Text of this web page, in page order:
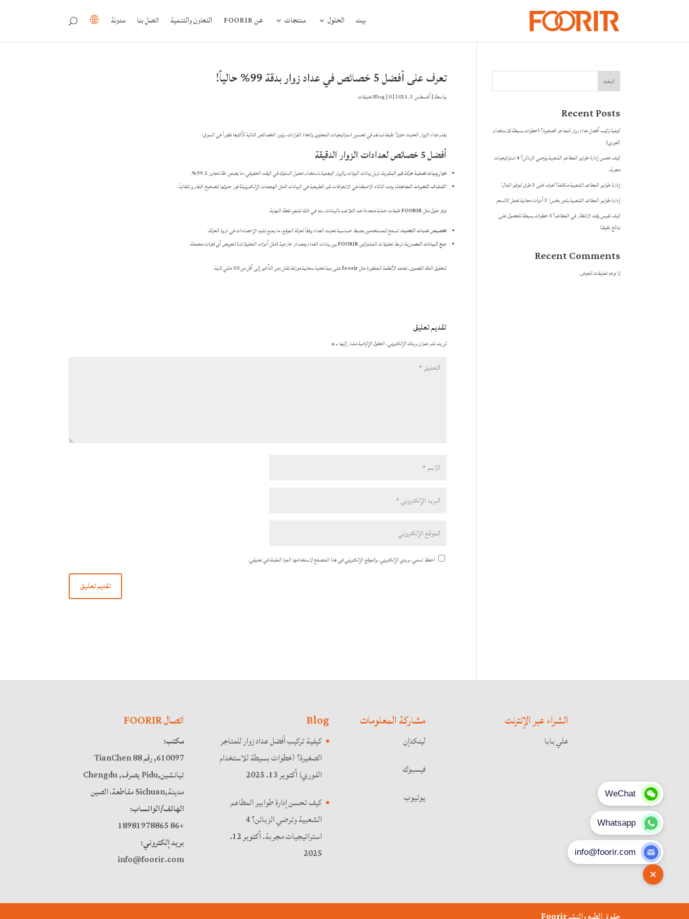
بيت الحلول منتجات عن FOORIR التعاون والتنمية اتصل بنا مدونة
تعرف على أفضل 5 خصائص في عداد زوار بدقة 99% حالياً!
بواسطة|أغسطس 3, 2025 |
Blog|0 تعليقات
يقدم عداد الزوار الحديث حلولاً دقيقة تساهم في تحسين استراتيجيات المحتوى واتخاذ القرارات، وتبرز الخصائص التالية كأكثرها تطوراً في السوق:
أفضل 5 خصائص لعدادات الزوار الدقيقة
خوارزميات تصفية حركة غير البشرية: تزيل بيانات البوتات والزوار الوهمية باستخدام تحليل السلوك في الوقت الحقيقي، ما يضمن دقة تتجاوز 99.5%.
اكتشاف التغيرات المفاجئة: يرصد الذكاء الاصطناعي الانحرافات غير الطبيعية في البيانات (مثل الهجمات الإلكترونية) فور حدوثها لتصحيح التقارير تلقائياً.
توفر حلول مثلFOORIRطبقات حماية متعددة ضد التلاعب بالبيانات، بما في ذلك تشفير نقطة النهاية.
تخصيص عتبات التحديث: تسمح للمستخدمين بضبط حساسية تحديث العداد وفقاً لحركة الموقع، ما يمنع تشوه الإحصاءات في ذروة الحركة.
دمج البيانات المصدرية: تربط تحليلات المشتركينFOORIRبين بيانات العداد ومصادر خارجية (مثل أدوات التحليلات) لتعويض أي ثغرات محتملة.
لتحقيق الدقة القصوى، تعتمد الأنظمة المتطورة مثلfoorirعلى بنية تحتية سحابية موزعة تقلل زمن التأخير إلى أقل من 50 مللي ثانية.
تقديم تعليق
لن يتم نشر عنوان بريدك الإلكتروني. الحقول الإلزامية مشار إليها بـ*
احفظ اسمي، بريدي الإلكتروني، والموقع الإلكتروني في هذا المتصفح لاستخدامها المرة المقبلة في تعليقي.
البحث
Recent Posts
كيفية تركيب أفضل عداد زوار للمتاجر الصغيرة؟ (خطوات بسيطة للاستخدام
الفوري)
كيف تحسن إدارة طوابير المطاعم الشعبية وترضي الزبائن؟ 4 استراتيجيات
مجربة.
إدارة طوابير المطاعم الشعبية مكلفة؟ تعرف على 3 طرق لتوفير المال!
إدارة طوابير المطاعم الشعبية بثمن بخس! 3 أدوات مجانية تعمل كالسحر
كيف تقيس وقت الانتظار في المطاعم؟ 5 خطوات بسيطة للحصول على
نتائج دقيقة!
Recent Comments
لا توجد تعليقات للعرض.
اتصال FOORIR
مكتب:
610097, رقم 88 TianChen
تيانشين,Pidu يصرف, Chengdu
مدينة,Sichuan مقاطعة، الصين
الهاتف/الواتساب:
+86 18981978865
بريد إلكتروني:
info@foorir.com
Blog
كيفية تركيب أفضل عداد زوار للمتاجر
الصغيرة؟ (خطوات بسيطة للاستخدام
الفوري)أكتوبر 13. 2025
كيف تحسن إدارة طوابير المطاعم
الشعبية وترضي الزبائن؟ 4
استراتيجيات مجربة.
أكتوبر 12.
2025
مشاركة المعلومات
لينكدإن
فيسبوك
يوتيوب
الشراء عبر الإنترنت
علي بابا